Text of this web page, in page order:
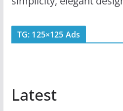
TG: 125×125 Ads
Latest